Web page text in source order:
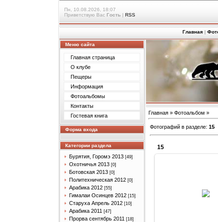
Пн, 10.08.2026, 18:07
Приветствую Вас Гость | RSS
Главная |
Меню сайта
Главная страница
О клубе
Пещеры
Информация
Фотоальбомы
Контакты
Гостевая книга
Форма входа
Категории раздела
Бурятия, Горомэ 2013 [49]
Охотничья 2013 [0]
Ботовская 2013 [0]
Политехническая 2012 [0]
Арабика 2012 [55]
Гималаи Осинцев 2012 [15]
Старуха Апрель 2012 [10]
Арабика 2011 [47]
Прорва сентябрь 2011 [18]
Главная » Фотоальбом »
Фотографий в разделе: 15
15